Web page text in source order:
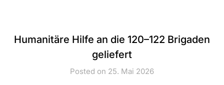
Humanitäre Hilfe an die 120–122 Brigaden
geliefert
Posted on 25. Mai 2026